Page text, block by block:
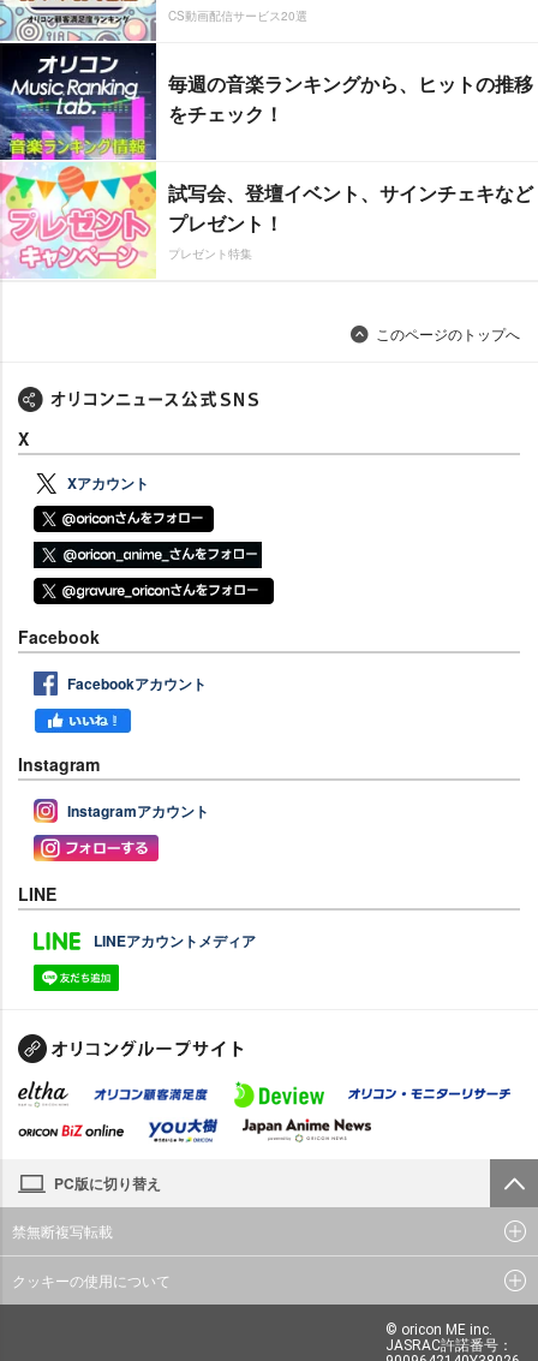
CS動画配信サービス20選
毎週の音楽ランキングから、ヒットの推移
をチェック！
試写会、登壇イベント、サインチェキなど
プレゼント！
プレゼント特集
このページのトップへ
X
Xアカウント
Facebook
Facebookアカウント
Instagram
Instagramアカウント
LINE
LINEアカウントメディア
PC版に切り替え
禁無断複写転載
クッキーの使用について
© oricon ME inc.
JASRAC許諾番号：